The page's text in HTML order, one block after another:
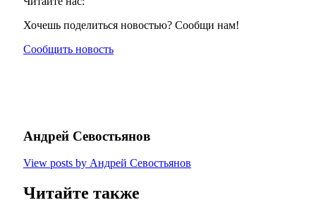
Хочешь поделиться новостью? Сообщи нам!
Сообщить новость
Андрей Севостьянов
View posts by Андрей Севостьянов
Читайте также